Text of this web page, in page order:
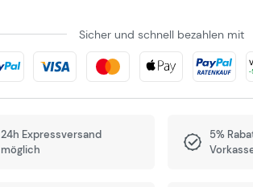
Sicher und schnell bezahlen mit
24h Expressversand
möglich
5%